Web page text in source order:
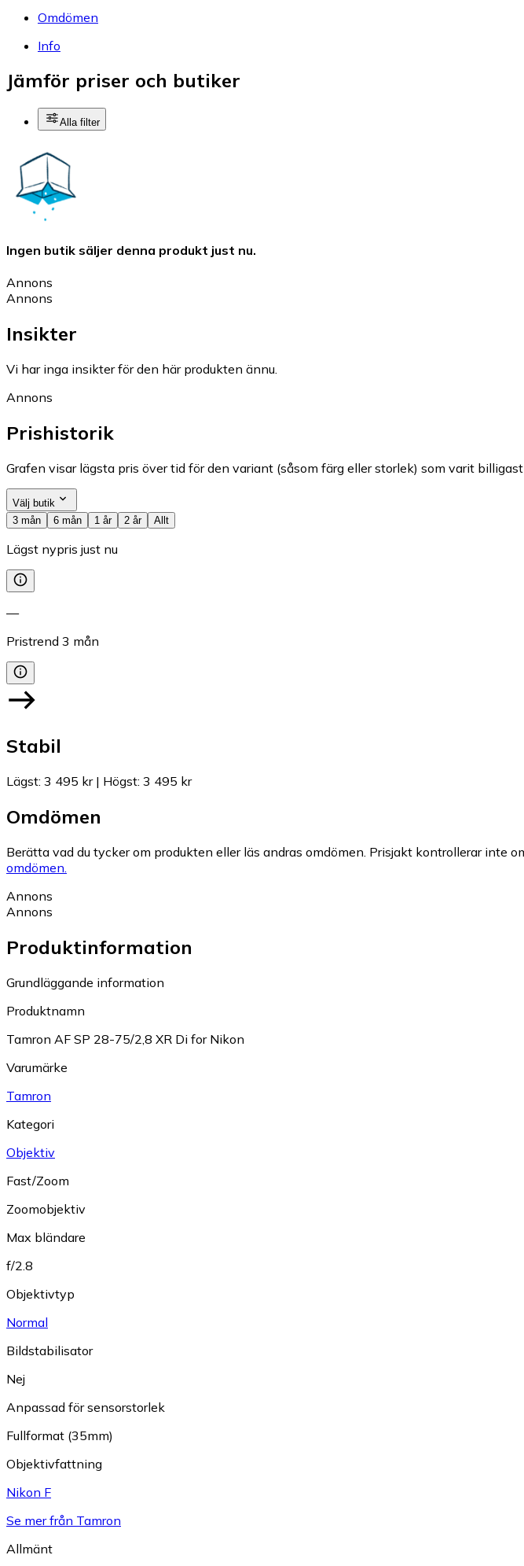
Omdömen
Info
Jämför priser och butiker
Alla filter
Ingen butik säljer denna produkt just nu.
Annons
Annons
Insikter
Vi har inga insikter för den här produkten ännu.
Annons
Prishistorik
Grafen visar lägsta pris över tid för den variant (såsom färg eller storlek) som varit
Välj butik
3 mån
6 mån 1 år 2 år Allt
Lägst nypris just nu
—
Pristrend 3 mån
Stabil
Lägst: 3 495 kr| Högst: 3 495 kr
Omdömen
Berätta vad du tycker om produkten eller läs andras omdömen. Prisjakt kontrollerar inte
omdömen.
Annons
Annons
Produktinformation
Grundläggande information
Produktnamn
Tamron AF SP 28-75/2,8 XR Di for Nikon
Varumärke
Tamron
Kategori
Objektiv
Fast/Zoom
Zoomobjektiv
Max bländare
f/2.8
Objektivtyp
Normal
Bildstabilisator
Nej
Anpassad för sensorstorlek
Fullformat (35mm)
Objektivfattning
Nikon F
Se mer från Tamron
Allmänt